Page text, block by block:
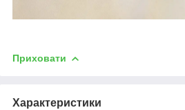
Приховати
Характеристики